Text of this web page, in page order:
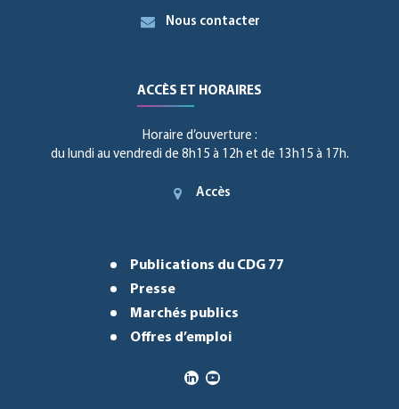
Nous contacter
ACCÈS ET HORAIRES
Horaire d’ouverture :
du lundi au vendredi de 8h15 à 12h et de 13h15 à 17h.
Accès
Publications du CDG 77
Presse
Marchés publics
Offres d’emploi